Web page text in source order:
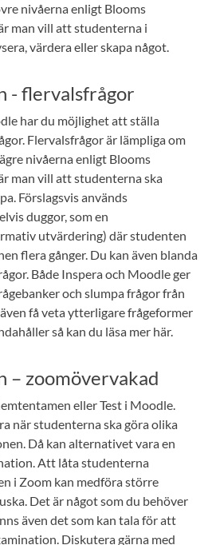
nivåerna enligt Blooms
man vill att studenterna i
värdera eller skapa något.
- flervalsfrågor
har du möjlighet att ställa
Flervalsfrågor är lämpliga om
nivåerna enligt Blooms
man vill att studenterna ska
Förslagsvis används
duggor, som en
utvärdering) där studenten
flera gånger. Du kan även blanda
Både Inspera och Moodle ger
och slumpa frågor från
få veta ytterligare frågeformer
så kan du läsa mer här.
– zoomövervakad
eller Test i Moodle.
när studenterna ska göra olika
Då kan alternativet vara en
Att låta studenterna
i Zoom kan medföra större
Det är något som du behöver
även det som kan tala för att
Diskutera gärna med